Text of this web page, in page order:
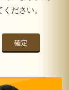
ださい。